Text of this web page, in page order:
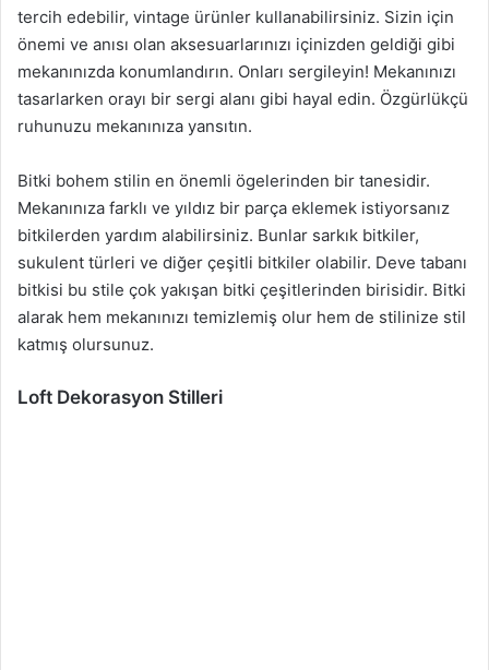
tercih edebilir, vintage ürünler kullanabilirsiniz. Sizin için
önemi ve anısı olan aksesuarlarınızı içinizden geldiği gibi
mekanınızda konumlandırın. Onları sergileyin! Mekanınızı
tasarlarken orayı bir sergi alanı gibi hayal edin. Özgürlükçü
ruhunuzu mekanınıza yansıtın.
Bitki bohem stilin en önemli ögelerinden bir tanesidir.
Mekanınıza farklı ve yıldız bir parça eklemek istiyorsanız
bitkilerden yardım alabilirsiniz. Bunlar sarkık bitkiler,
sukulent türleri ve diğer çeşitli bitkiler olabilir. Deve tabanı
bitkisi bu stile çok yakışan bitki çeşitlerinden birisidir. Bitki
alarak hem mekanınızı temizlemiş olur hem de stilinize stil
katmış olursunuz.
Loft Dekorasyon Stilleri